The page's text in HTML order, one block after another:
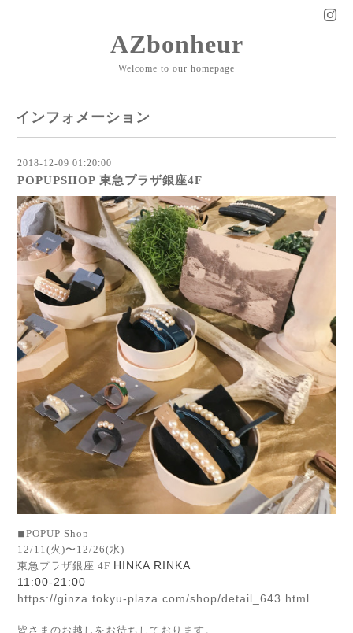
AZbonheur
Welcome to our homepage
インフォメーション
2018-12-09 01:20:00
POPUPSHOP 東急プラザ銀座4F
◾︎POPUP Shop
12/11(火)〜12/26(水)
東急プラザ銀座 4F HINKA RINKA
11:00-21:00
https://ginza.tokyu-plaza.com/shop/detail_643.html
皆さまのお越しをお待ちしております。